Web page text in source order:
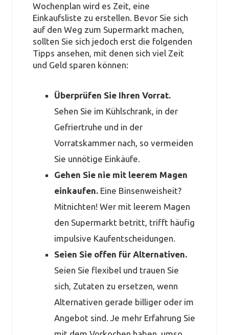
Wochenplan wird es Zeit, eine
Einkaufsliste zu erstellen. Bevor Sie sich
auf den Weg zum Supermarkt machen,
sollten Sie sich jedoch erst die folgenden
Tipps ansehen, mit denen sich viel Zeit
und Geld sparen können:
Überprüfen Sie Ihren Vorrat.
Sehen Sie im Kühlschrank, in der
Gefriertruhe und in der
Vorratskammer nach, so vermeiden
Sie unnötige Einkäufe.
Gehen Sie nie mit leerem Magen
einkaufen. Eine Binsenweisheit?
Mitnichten! Wer mit leerem Magen
den Supermarkt betritt, trifft häufig
impulsive Kaufentscheidungen.
Seien Sie offen für Alternativen.
Seien Sie flexibel und trauen Sie
sich, Zutaten zu ersetzen, wenn
Alternativen gerade billiger oder im
Angebot sind. Je mehr Erfahrung Sie